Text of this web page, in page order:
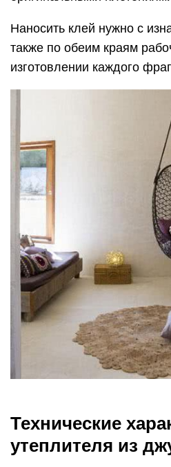
Наносить клей нужно с
также по обеим краям
изготовлении каждого
Технические
утеплителя из